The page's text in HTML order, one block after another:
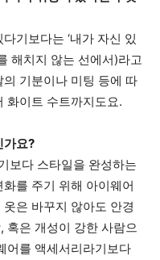
기보다는 ‘내가 자신 있
해치지 않는 선에서)라고
기분이나 미팅 등에 따
화이트 수트까지도요.
가요?
보다 스타일을 완성하는
를 주기 위해 아이웨어
은 바꾸지 않아도 안경
혹은 개성이 강한 사람으
어를 액세서리라기보다